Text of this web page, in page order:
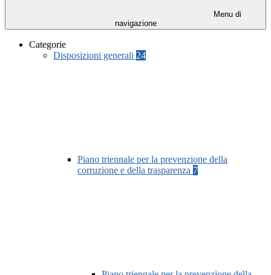
Menu di
navigazione
Categorie
Disposizioni generali 24
Piano triennale per la prevenzione della
corruzione e della trasparenza 7